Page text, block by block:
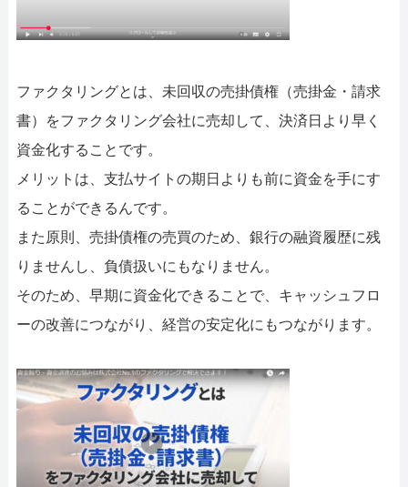
ファクタリングとは、未回収の売掛債権（売掛金・請求
書）をファクタリング会社に売却して、決済日より早く
資金化することです。
メリットは、支払サイトの期日よりも前に資金を手にす
ることができるんです。
また原則、売掛債権の売買のため、銀行の融資履歴に残
りませんし、負債扱いにもなりません。
そのため、早期に資金化できることで、キャッシュフロ
ーの改善につながり、経営の安定化にもつながります。